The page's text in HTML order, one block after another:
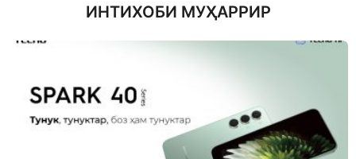
ИНТИХОБИ МУҲАРРИР